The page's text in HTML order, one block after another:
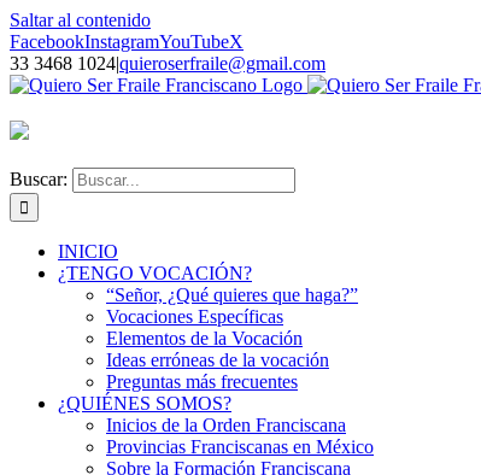
Saltar al contenido
FacebookInstagramYouTubeX
33 3468 1024|quieroserfraile@gmail.com
Buscar:
INICIO
¿TENGO VOCACIÓN?
“Señor, ¿Qué quieres que haga?”
Vocaciones Específicas
Elementos de la Vocación
Ideas erróneas de la vocación
Preguntas más frecuentes
¿QUIÉNES SOMOS?
Inicios de la Orden Franciscana
Provincias Franciscanas en México
Sobre la Formación Franciscana